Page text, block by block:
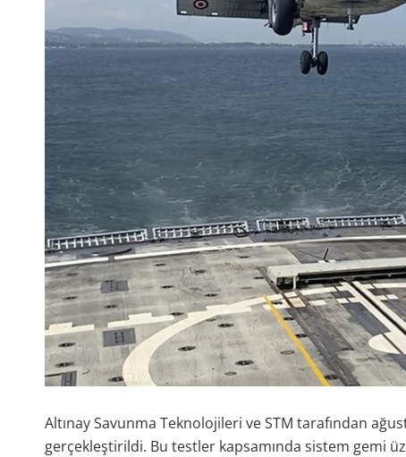
Altınay Savunma Teknolojileri ve STM tarafından
gerçekleştirildi. Bu testler kapsamında sistem gemi